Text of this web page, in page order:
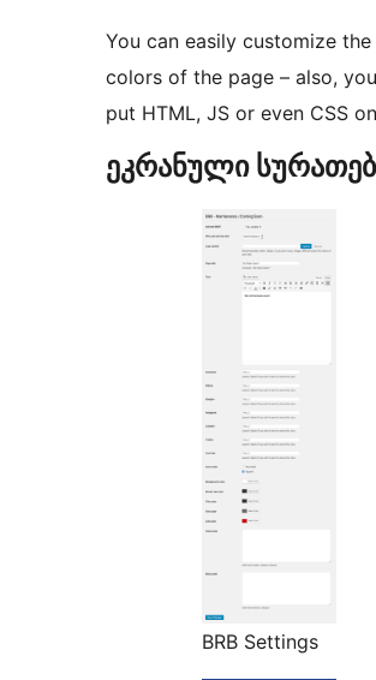
You can easily customize the
colors of the page – also,
put HTML, JS or even CSS
ეკრანული
BRB Settings